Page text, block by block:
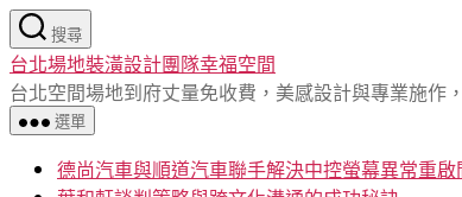
跳
至
主
要
內
搜尋
台北場地裝潢設計團隊幸福空間
台北空間場地到府丈量免收費，美感設計與專業施作
選單
德尚汽車與順道汽車聯手解決中控螢幕異常重啟